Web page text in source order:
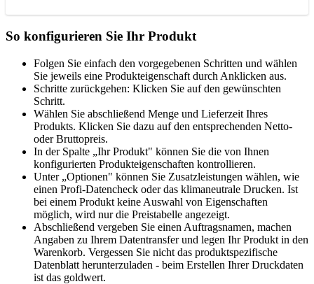
So konfigurieren Sie Ihr Produkt
Folgen Sie einfach den vorgegebenen Schritten und wählen
Sie jeweils eine Produkteigenschaft durch Anklicken aus.
Schritte zurückgehen: Klicken Sie auf den gewünschten
Schritt.
Wählen Sie abschließend Menge und Lieferzeit Ihres
Produkts. Klicken Sie dazu auf den entsprechenden Netto-
oder Bruttopreis.
In der Spalte „Ihr Produkt" können Sie die von Ihnen
konfigurierten Produkteigenschaften kontrollieren.
Unter „Optionen" können Sie Zusatzleistungen wählen, wie
einen Profi-Datencheck oder das klimaneutrale Drucken. Ist
bei einem Produkt keine Auswahl von Eigenschaften
möglich, wird nur die Preistabelle angezeigt.
Abschließend vergeben Sie einen Auftragsnamen, machen
Angaben zu Ihrem Datentransfer und legen Ihr Produkt in den
Warenkorb. Vergessen Sie nicht das produktspezifische
Datenblatt herunterzuladen - beim Erstellen Ihrer Druckdaten
ist das goldwert.